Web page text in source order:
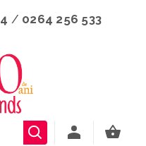
/ 0264 256 533